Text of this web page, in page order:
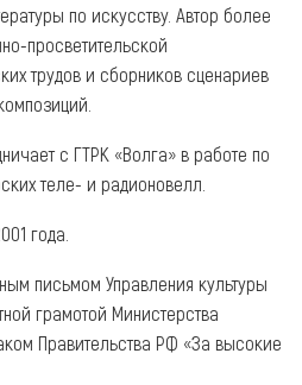
по искусству. Автор более
просветительской
трудов и сборников сценариев
с ГТРК «Волга» в работе по
теле- и радионовелл.
года.
письмом Управления культуры
грамотой Министерства
Правительства РФ «За высокие